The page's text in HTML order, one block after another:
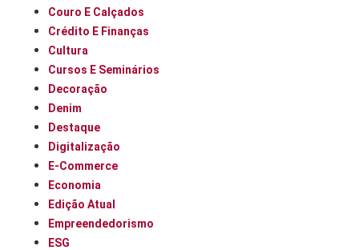
Couro E Calçados
Crédito E Finanças
Cultura
Cursos E Seminários
Decoração
Denim
Destaque
Digitalização
E-Commerce
Economia
Edição Atual
Empreendedorismo
ESG